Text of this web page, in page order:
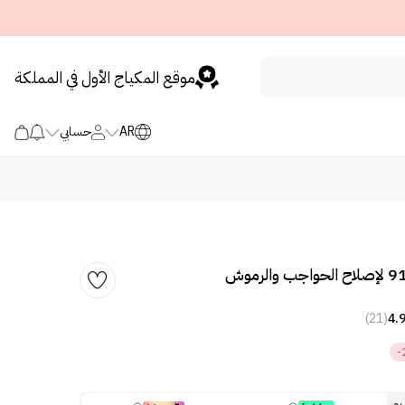
موقع المكياج الأول في المملكة
AR حسابي
4.9
(21)
-